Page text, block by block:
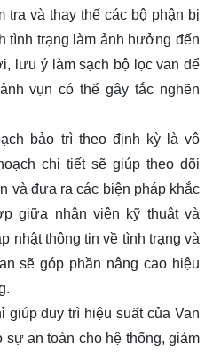
tra và thay thế các bộ phận bị
tình trạng làm ảnh hưởng đến
lưu ý làm sạch bộ lọc van để
vụn có thể gây tắc nghẽn
bảo trì theo định kỳ là vô
chi tiết sẽ giúp theo dõi
và đưa ra các biện pháp khắc
giữa nhân viên kỹ thuật và
nhật thông tin về tình trạng và
sẽ góp phần nâng cao hiệu
giúp duy trì hiệu suất của Van
an toàn cho hệ thống, giảm